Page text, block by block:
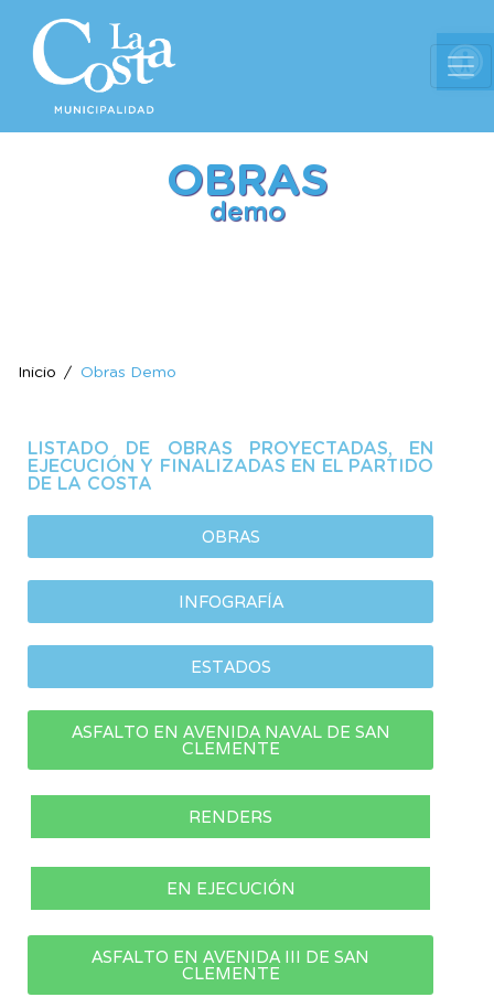
OBRAS
demo
Inicio Obras Demo
LISTADO DE OBRAS PROYECTADAS, EN
EJECUCIÓN Y FINALIZADAS EN EL PARTIDO
DE LA COSTA
OBRAS
INFOGRAFÍA
ESTADOS
ASFALTO EN AVENIDA NAVAL DE SAN
CLEMENTE
RENDERS
EN EJECUCIÓN
ASFALTO EN AVENIDA III DE SAN
CLEMENTE